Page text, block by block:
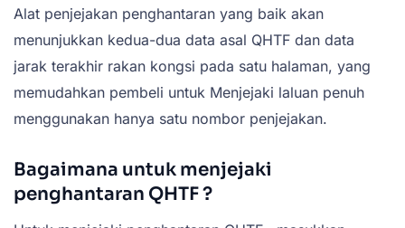
Alat penjejakan penghantaran yang baik akan
menunjukkan kedua-dua data asal QHTF dan data
jarak terakhir rakan kongsi pada satu halaman, yang
memudahkan pembeli untuk Menjejaki laluan penuh
menggunakan hanya satu nombor penjejakan.
Bagaimana untuk menjejaki
penghantaran QHTF?